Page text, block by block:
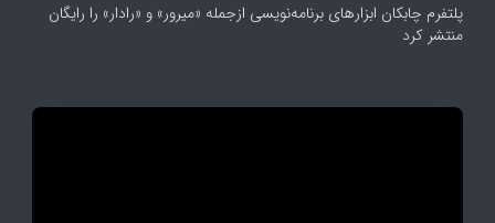
پلتفرم چابکان ابزارهای برنامه‌نویسی ازجمله «میرور» و «رادار» را رایگان
منتشر کرد